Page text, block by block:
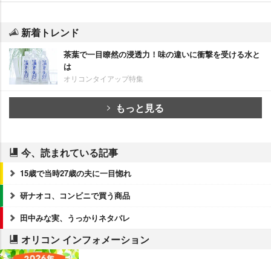
新着トレンド
茶葉で一目瞭然の浸透力！味の違いに衝撃を受ける水と
は
オリコンタイアップ特集
もっと見る
今、読まれている記事
15歳で当時27歳の夫に一目惚れ
研ナオコ、コンビニで買う商品
田中みな実、うっかりネタバレ
オリコン インフォメーション